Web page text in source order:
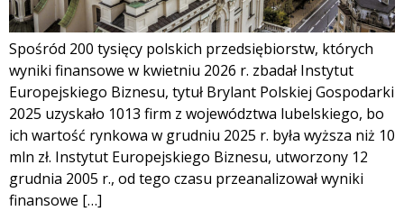
Spośród 200 tysięcy polskich przedsiębiorstw, których
wyniki finansowe w kwietniu 2026 r. zbadał Instytut
Europejskiego Biznesu, tytuł Brylant Polskiej Gospodarki
2025 uzyskało 1013 firm z województwa lubelskiego, bo
ich wartość rynkowa w grudniu 2025 r. była wyższa niż 10
mln zł. Instytut Europejskiego Biznesu, utworzony 12
grudnia 2005 r., od tego czasu przeanalizował wyniki
finansowe […]